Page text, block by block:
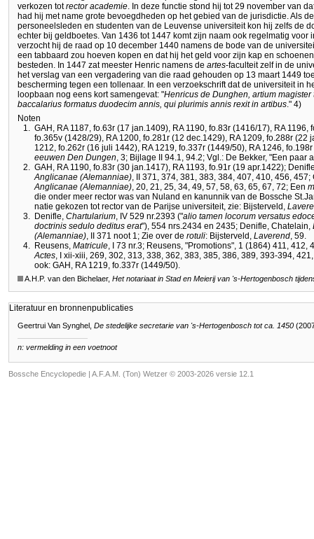
verkozen totrector academie. In deze functie stond hij tot 29 november van
had hij met name grote bevoegdheden op het gebied van de jurisdictie. Als
personeelsleden en studenten van de Leuvense universiteit kon hij zelfs de
echter bij geldboetes. Van 1436 tot 1447 komt zijn naam ook regelmatig
verzocht hij de raad op 10 december 1440 namens de bode van de
een tabbaard zou hoeven kopen en dat hij het geld voor zijn kap en
besteden. In 1447 zat meester Henric namens de artes-faculteit zelf in de
het verslag van een vergadering van die raad gehouden op 13 maart 1449
bescherming tegen een tollenaar. In een verzoekschrift dat de universiteit in
loopbaan nog eens kort samengevat: "Henricus de Dunghen, artium
baccalarius formatus duodecim annis, qui plurimis annis rexit in artibus." 4)
Noten
1. GAH, RA 1187, fo.63r (17 jan.1409), RA 1190, fo.83r (1416/17), RA 1196,
fo.365v (1428/29), RA 1200, fo.281r (12 dec.1429), RA 1209, fo.288r (22
1212, fo.262r (16 juli 1442), RA 1219, fo.337r (1449/50), RA 1246,
eeuwen Den Dungen, 3; Bijlage II 94.1, 94.2; Vgl.: De Bekker, "Een paar
2. GAH, RA 1190, fo.83r (30 jan.1417), RA 1193, fo.91r (19 apr.1422);
Anglicanae (Alemanniae), II 371, 374, 381, 383, 384, 407, 410, 456,
Anglicanae (Alemanniae), 20, 21, 25, 34, 49, 57, 58, 63, 65, 67, 72; Een
die onder meer rector was van Nuland en kanunnik van de Bossche
natie gekozen tot rector van de Parijse universiteit, zie: Bijsterveld,
3. Denifle, Chartularium, IV 529 nr.2393 ("alio tamen locorum versatus
doctrinis sedulo deditus erat"), 554 nrs.2434 en 2435; Denifle, Chatelain,
(Alemanniae), II 371 noot 1; Zie over de rotuli: Bijsterveld, Laverend, 59.
4. Reusens, Matricule, I 73 nr.3; Reusens, "Promotions", 1 (1864) 411,
Actes, I xii-xiii, 269, 302, 313, 338, 362, 383, 385, 386, 389, 393-394,
ook: GAH, RA 1219, fo.337r (1449/50).
A.H.P. van den Bichelaer, Het notariaat in Stad en Meierij van 's-Hertogenbosch
Literatuur en bronnenpublicaties
Geertrui Van Synghel, De stedelijke secretarie van 's-Hertogenbosch tot ca. 1450
n: vermelding in een voetnoot
Bossche Encyclopedie | A.F.A.M. (Ton) Wetzer © 2003-2026 versie 12.1